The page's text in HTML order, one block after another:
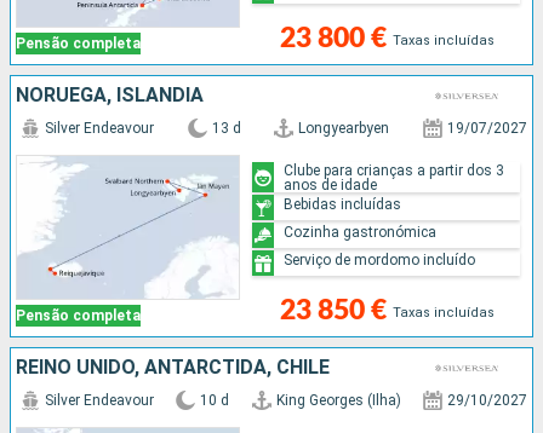
Pensão completa 23 800 € Taxas incluídas
NORUEGA, ISLÂNDIA
Pensão completa
Silver Endeavour 13 d Longyearbyen 19/07/2027
23 850 € Taxas incluídas
Clube para crianças a partir dos 3
anos de idade
Bebidas incluídas
Cozinha gastronómica
Serviço de mordomo incluído
REINO UNIDO, ANTARCTIDA, CHILE
Silver Endeavour 10 d King Georges (Ilha) 29/10/2027